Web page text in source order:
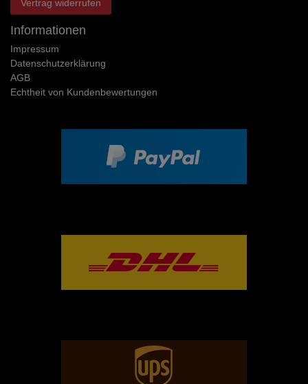
Vertrag widerrufen
Informationen
Impressum
Daten­schutz­erklärung
AGB
Echtheit von Kundenbewertungen